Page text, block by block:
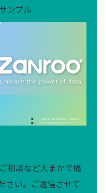
ンプル
相談など大まかで構
さい。ご返信させて